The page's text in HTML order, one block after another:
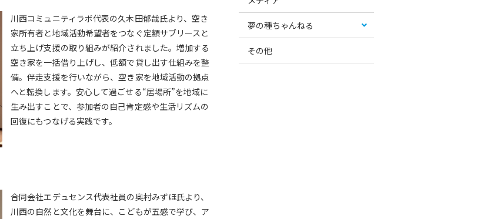
川西コミュニティラボ代表の久木田郁哉氏より、空き
家所有者と地域活動希望者をつなぐ定額サブリースと
立ち上げ支援の取り組みが紹介されました。増加する
空き家を一括借り上げし、低額で貸し出す仕組みを整
備。伴走支援を行いながら、空き家を地域活動の拠点
へと転換します。安心して過ごせる“居場所”を地域に
生み出すことで、参加者の自己肯定感や生活リズムの
回復にもつなげる実践です。
合同会社エデュセンス代表社員の奥村みずほ氏より、
川西の自然と文化を舞台に、こどもが五感で学び、ア
夢の種ちゃんねる
その他